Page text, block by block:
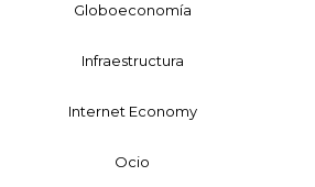
Globoeconomía
Infraestructura
Internet Economy
Ocio